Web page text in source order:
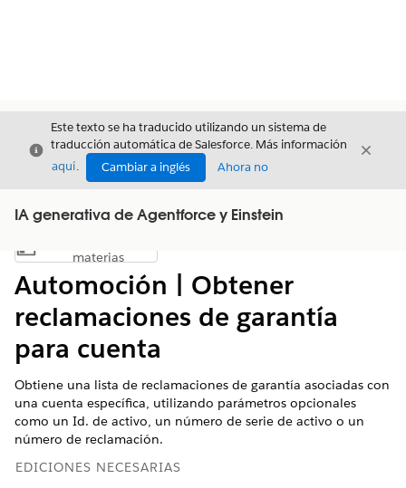
Cerrar
Este texto se ha traducido utilizando un sistema de
traducción automática de Salesforce. Más información
aquí. Cambiar a inglés Ahora no
Cerrar
IA generativa de Agentforce y Einstein
Mostrar índice de materias
materias
Automoción | Obtener
reclamaciones de garantía
para cuenta
Obtiene una lista de reclamaciones de garantía asociadas con
una cuenta específica, utilizando parámetros opcionales
como un Id. de activo, un número de serie de activo o un
número de reclamación.
EDICIONES NECESARIAS